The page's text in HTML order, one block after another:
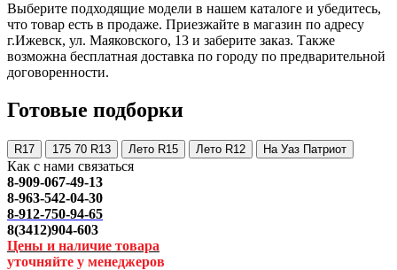
Выберите подходящие модели в нашем каталоге и убедитесь,
что товар есть в продаже. Приезжайте в магазин по адресу
г.Ижевск, ул. Маяковского, 13 и заберите заказ. Также
возможна бесплатная доставка по городу по предварительной
договоренности.
Готовые подборки
R17 175 70 R13 Лето R15 Лето R12 На Уаз Патриот
Как с нами связаться
8-909-067-49-13
8-963-542-04-30
8-912-750-94-65
8(3412)904-603
Цены и наличие товара
уточняйте у менеджеров